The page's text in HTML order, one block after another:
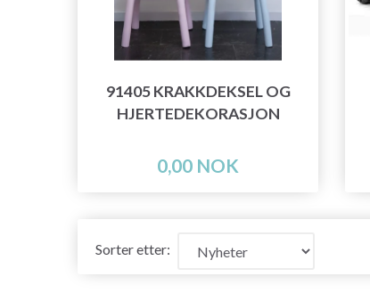
91405 KRAKKDEKSEL OG
HJERTEDEKORASJON
0,00 NOK
Sorter etter: